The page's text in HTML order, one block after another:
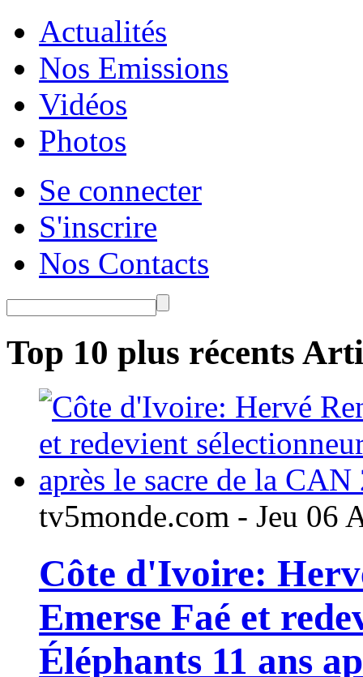
Actualités
Nos Emissions
Vidéos
Photos
Se connecter
S'inscrire
Nos Contacts
Top 10 plus récents
tv5monde.com - Jeu 06
Côte d'Ivoire:
Emerse Faé et
Éléphants 11 ans